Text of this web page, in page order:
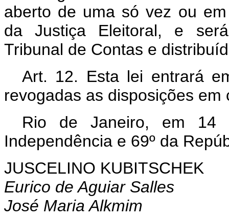
aberto de uma só vez ou
da Justiça Eleitoral, e
Tribunal de Contas e
Art. 12. Esta lei entrará
revogadas as disposições em
Rio de Janeiro, em 14
Independência e 69º da
JUSCELINO KUBITSCHEK
Eurico de Aguiar Salles
José Maria Alkmim